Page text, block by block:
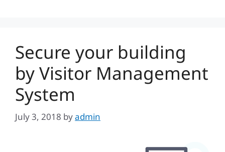
Secure your building
by Visitor Management
System
July 3, 2018byadmin